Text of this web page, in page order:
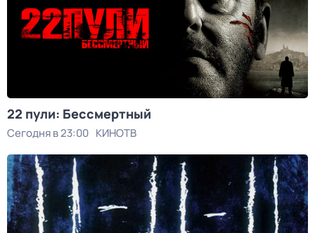
22 пули: Бессмертный
Сегодня в 23:00 КИНОТВ